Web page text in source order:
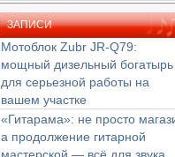
ЗАПИСИ
Мотоблок Zubr JR-Q79:
мощный дизельный богатырь
для серьезной работы на
вашем участке
«Гитарама»: не просто
а продолжение гитарной